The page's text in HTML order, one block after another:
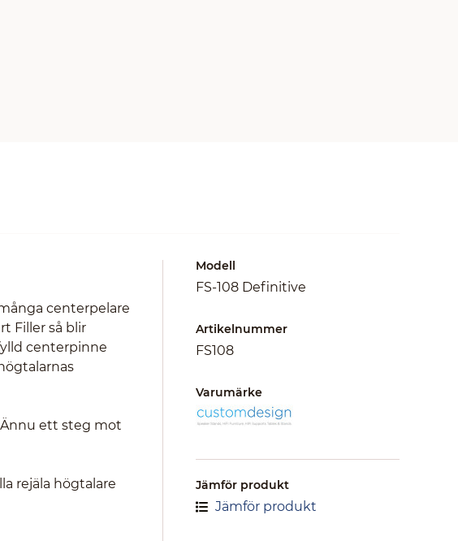
centerpelare
Filler så blir
centerpinne
ett steg mot
rejäla högtalare
Modell
FS-108 Definitive
Artikelnummer
FS108
Varumärke
Jämför produkt
Jämför produkt